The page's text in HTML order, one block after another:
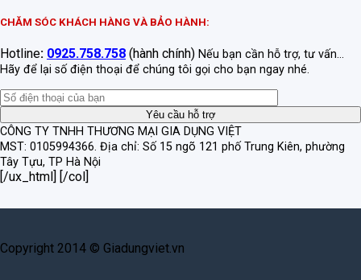
CHĂM SÓC KHÁCH HÀNG VÀ BẢO HÀNH:
Hotline: 0925.758.758 (hành chính) Nếu bạn cần hỗ trợ, tư vấn...
Hãy để lại số điện thoại để chúng tôi gọi cho bạn ngay nhé.
CÔNG TY TNHH THƯƠNG MẠI GIA DỤNG VIỆT
MST: 0105994366. Địa chỉ: Số 15 ngõ 121 phố Trung Kiên, phường
Tây Tựu, TP Hà Nội
[/ux_html] [/col]
Copyright 2014 © Giadungviet.vn